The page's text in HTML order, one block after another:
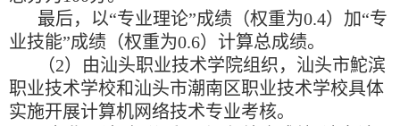
最后，以“专业理论”成绩（权重为0.4）加“专
业技能”成绩（权重为0.6）计算总成绩。
（2）由汕头职业技术学院组织，汕头市鮀滨
职业技术学校和汕头市潮南区职业技术学校具体
实施开展计算机网络技术专业考核。